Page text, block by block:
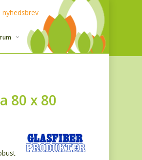
nyhedsbrev
80 x 80